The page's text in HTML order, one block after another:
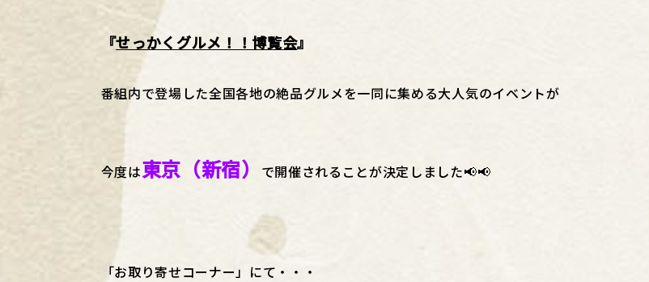
『せっかくグルメ！！博覧会』
番組内で登場した全国各地の絶品グルメを一同に集める大人気のイベントが
今度は東京（新宿） で開催されることが決定しました📢📢
「お取り寄せコーナー」にて・・・